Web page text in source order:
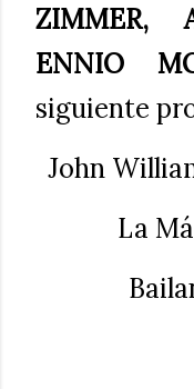
ZIMMER,
ENNIO
siguiente
John
La